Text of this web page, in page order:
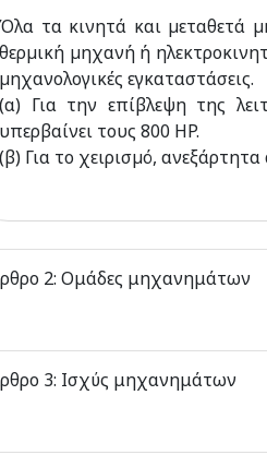
Όλα τα κινητά και µεταθετά
θερµική µηχανή ή
µηχανολογικές εγκαταστάσεις.
(α) Για την επίβλεψη της
υπερβαίνει τους 800 HP.
(β) Για το χειρισµό,
2: Ομάδες μηχανημάτων
3: Ισχύς μηχανημάτων